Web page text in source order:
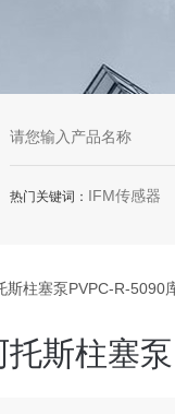
热门关键词： IFM传感器
柱塞泵PVPC-R-5090
托斯柱塞